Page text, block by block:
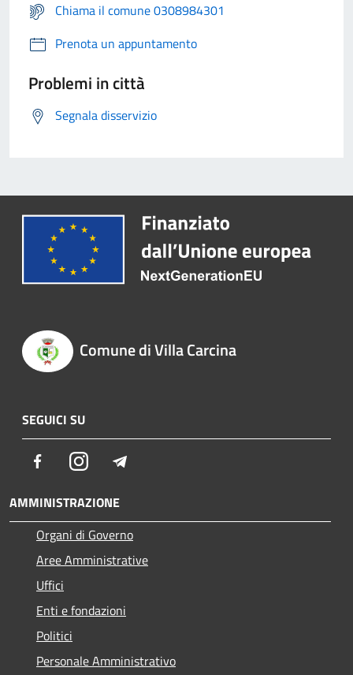
Chiama il comune 0308984301
Prenota un appuntamento
Problemi in città
Segnala disservizio
Comune di Villa Carcina
SEGUICI SU
FacebookInstagram
AMMINISTRAZIONE
Organi di Governo
Aree Amministrative
Uffici
Enti e fondazioni
Politici
Personale Amministrativo